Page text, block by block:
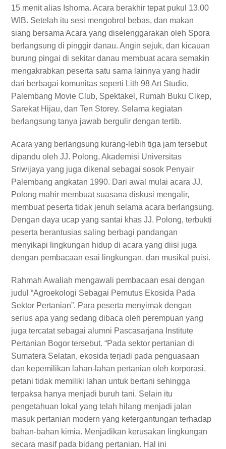
15 menit alias Ishoma. Acara berakhir tepat pukul 13.00
WIB. Setelah itu sesi mengobrol bebas, dan makan
siang bersama Acara yang diselenggarakan oleh Spora
berlangsung di pinggir danau. Angin sejuk, dan kicauan
burung pingai di sekitar danau membuat acara semakin
mengakrabkan peserta satu sama lainnya yang hadir
dari berbagai komunitas seperti Lith 98 Art Studio,
Palembang Movie Club, Spektakel, Rumah Buku Cikep,
Sarekat Hijau, dan Ten Storey. Selama kegiatan
berlangsung tanya jawab bergulir dengan tertib.
Acara yang berlangsung kurang-lebih tiga jam tersebut
dipandu oleh JJ. Polong, Akademisi Universitas
Sriwijaya yang juga dikenal sebagai sosok Penyair
Palembang angkatan 1990. Dari awal mulai acara JJ.
Polong mahir membuat suasana diskusi mengalir,
membuat peserta tidak jenuh selama acara berlangsung.
Dengan daya ucap yang santai khas JJ. Polong, terbukti
peserta berantusias saling berbagi pandangan
menyikapi lingkungan hidup di acara yang diisi juga
dengan pembacaan esai lingkungan, dan musikal puisi.
Rahmah Awaliah mengawali pembacaan esai dengan
judul “Agroekologi Sebagai Pemutus Ekosida Pada
Sektor Pertanian”. Para peserta menyimak dengan
serius apa yang sedang dibaca oleh perempuan yang
juga tercatat sebagai alumni Pascasarjana Institute
Pertanian Bogor tersebut. “Pada sektor pertanian di
Sumatera Selatan, ekosida terjadi pada penguasaan
dan kepemilikan lahan-lahan pertanian oleh korporasi,
petani tidak memiliki lahan untuk bertani sehingga
terpaksa hanya menjadi buruh tani. Selain itu
pengetahuan lokal yang telah hilang menjadi jalan
masuk pertanian modern yang ketergantungan terhadap
bahan-bahan kimia. Menjadikan kerusakan lingkungan
secara masif pada bidang pertanian. Hal ini